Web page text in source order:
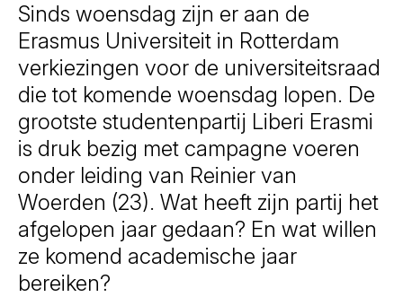
Sinds woensdag zijn er aan de
Erasmus Universiteit in Rotterdam
verkiezingen voor de universiteitsraad
die tot komende woensdag lopen. De
grootste studentenpartij Liberi Erasmi
is druk bezig met campagne voeren
onder leiding van Reinier van
Woerden (23). Wat heeft zijn partij het
afgelopen jaar gedaan? En wat willen
ze komend academische jaar
bereiken?